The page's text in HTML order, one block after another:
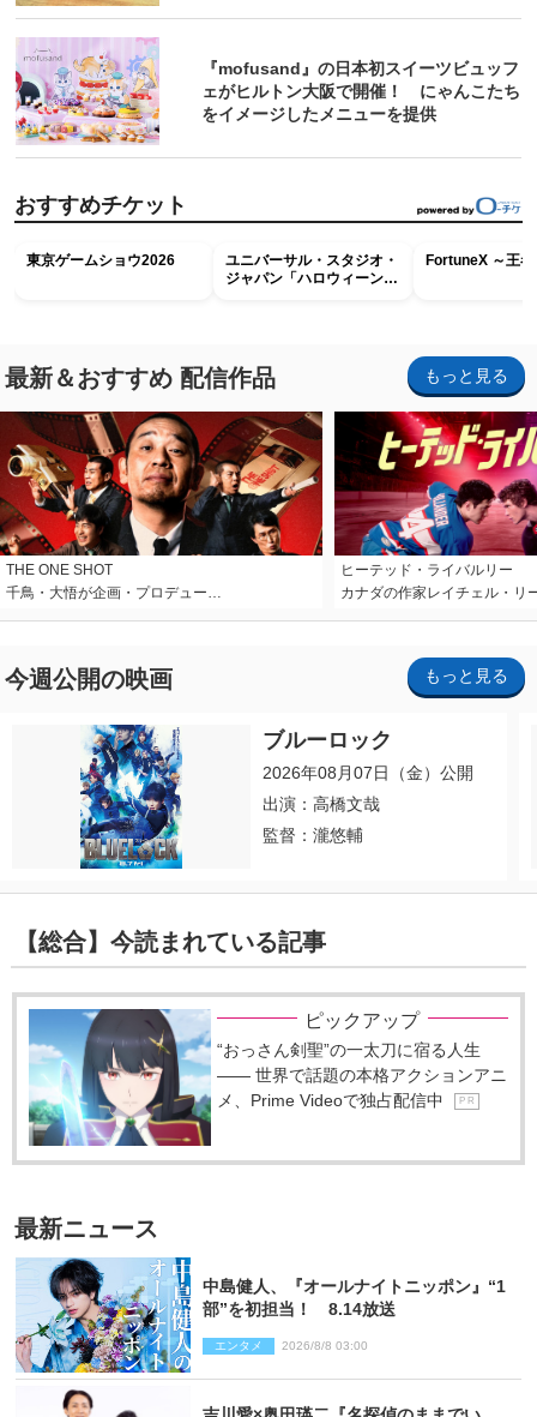
『mofusand』の日本初スイーツビュッフ
ェがヒルトン大阪で開催！ にゃんこたち
をイメージしたメニューを提供
おすすめチケット
東京ゲームショウ2026
ユニバーサル・スタジオ・
ジャパン「ハロウィーン・
FortuneX ～王
最新＆おすすめ 配信作品 もっと見る
THE ONE SHOT
千鳥・大悟が企画・プロデュー…
ヒーテッド・ライバルリー
カナダの作家レイチェル・リ
今週公開の映画 もっと見る
ブルーロック
2026年08月07日（金）公開
出演：高橋文哉
監督：瀧悠輔
【総合】今読まれている記事
ピックアップ
“おっさん剣聖”の一太刀に宿る人生
―― 世界で話題の本格アクションアニ
メ、Prime Videoで独占配信中
P R
最新ニュース
中島健人、『オールナイトニッポン』“1
部”を初担当！ 8.14放送
エンタメ 2026/8/8 03:00